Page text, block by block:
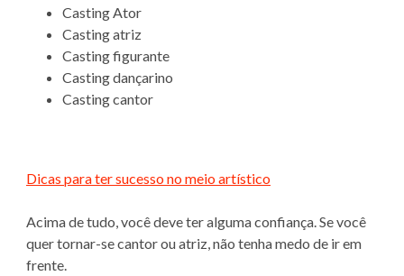
Casting Ator
Casting atriz
Casting figurante
Casting dançarino
Casting cantor
Dicas para ter sucesso no meio artístico
Acima de tudo, você deve ter alguma confiança. Se você
quer tornar-se cantor ou atriz, não tenha medo de ir em
frente.